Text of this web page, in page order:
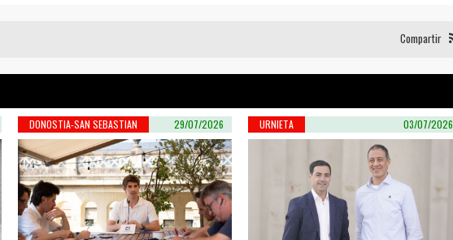
Compartir
DONOSTIA-SAN SEBASTIAN 29/07/2026 URNIETA 03/07/2026